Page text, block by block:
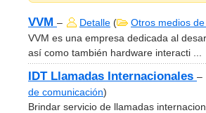
VVM – Detalle ( Otros medios
VVM es una empresa dedicada al
así como también hardware interacti ...
IDT Llamadas Internacionales –
de comunicación)
Brindar servicio de llamadas